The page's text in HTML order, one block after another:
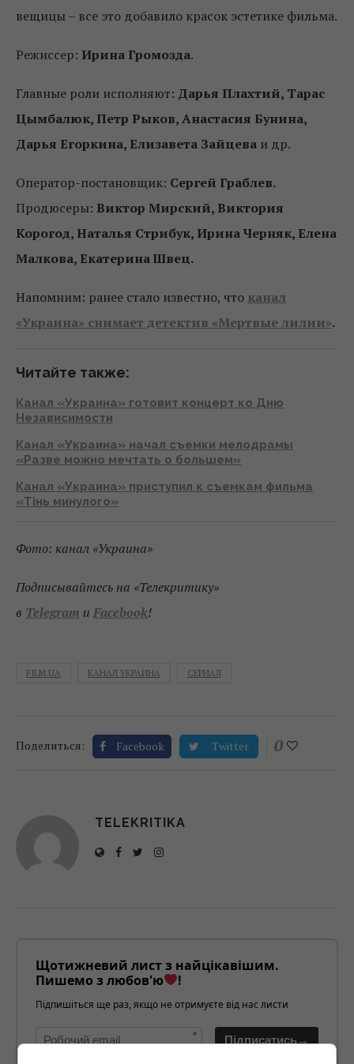
вещицы – все это добавило красок эстетике фильма.
Режиссер: Ирина Громозда.
Главные роли исполняют: Дарья Плахтий, Тарас
Цымбалюк, Петр Рыков, Анастасия Бунина,
Дарья Егоркина, Елизавета Зайцева и др.
Оператор-постановщик: Сергей Граблев.
Продюсеры: Виктор Мирский, Виктория
Корогод, Наталья Стрибук, Ирина Черняк, Елена
Малкова, Екатерина Швец.
Напомним: ранее стало известно, что канал
«Украина» снимает детектив «Мертвые лилии».
Читайте также:
Канал «Украина» готовит концерт ко Дню
Независимости
Канал «Украина» начал съемки мелодрамы
«Разве можно мечтать о большем»
Канал «Украина» приступил к съемкам фильма
«Тінь минулого»
Фото: канал «Украина»
Подписывайтесь на «Телекритику»
в Telegram и Facebook!
FILM.UA КАНАЛ УКРАИНА СЕРИАЛ
Поделиться: Facebook Twitter 0
TELEKRITIKA
Щотижневий лист з найцікавішим.
Пишемо з любов'ю
!
Підпишіться ще раз, якщо не отримуєте від нас листи
* Підписатись→